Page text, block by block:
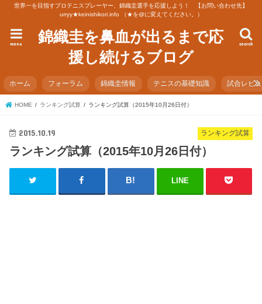
世界一を目指すプロテニスプレーヤー、錦織圭選手を応援しよう！ 【お問い合わせ先】
urryy★keinishikori.info （★を@に変えてください。）
錦織圭を鼻血が出るまで応
援し続けるブログ
search
menu
ホーム フォーラム 錦織圭情報 テニスの基礎知識 試合レビ
HOME ランキング試算 ランキング試算（2015年10月26日付）
ランキング試算
2015.10.19
ランキング試算（2015年10月26日付）
LINE